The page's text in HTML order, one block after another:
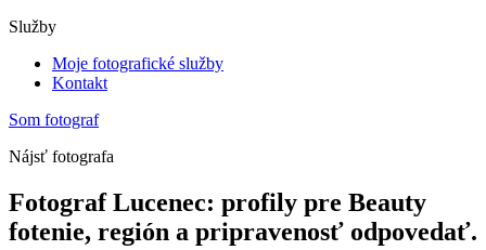
Služby
Moje fotografické služby
Kontakt
Som fotograf
Nájsť fotografa
Fotograf Lucenec: profily pre Beauty
fotenie, región a pripravenosť odpovedať.